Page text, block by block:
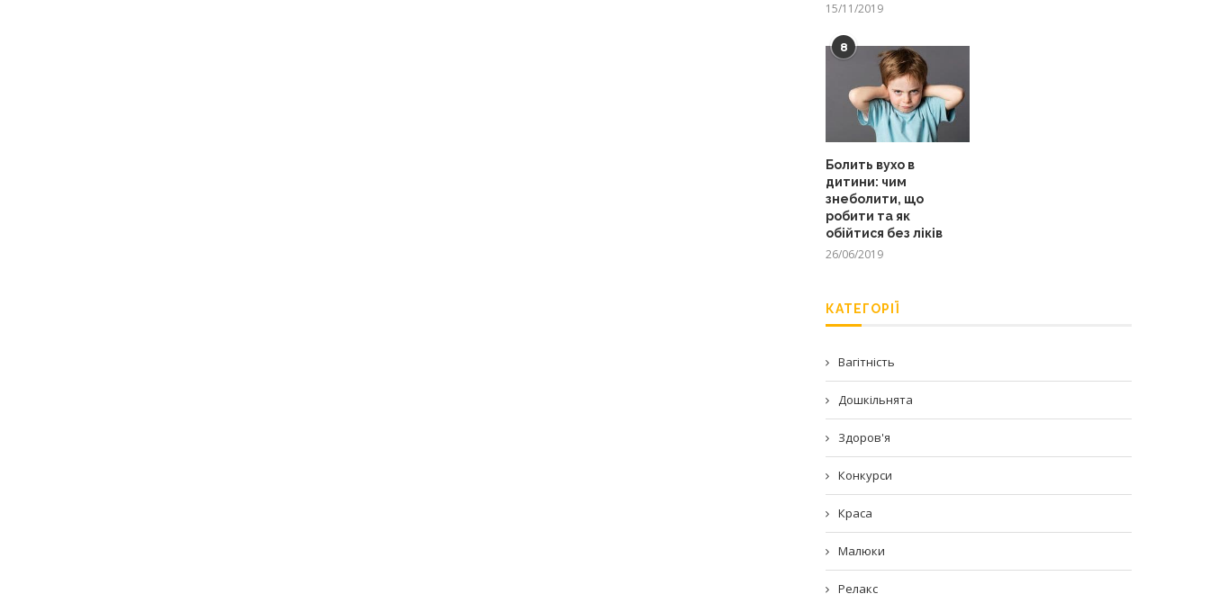
15/11/2019
8
Болить вухо в
дитини: чим
знеболити, що
робити та як
обійтися без ліків
26/06/2019
КАТЕГОРІЇ
Вагітність
Дошкільнята
Здоров'я
Конкурси
Краса
Малюки
Релакс